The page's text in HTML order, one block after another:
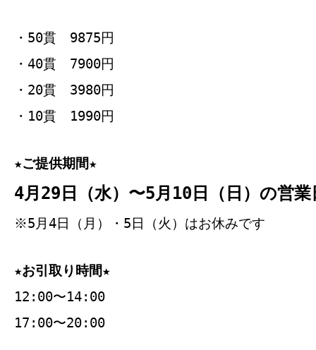
・50貫 9875円
・40貫 7900円
・20貫 3980円
・10貫 1990円
★ご提供期間★
4月29日（水）〜5月10日（日）の営業
※5月4日（月）・5日（火）はお休みです
★お引取り時間★
12:00〜14:00
17:00〜20:00